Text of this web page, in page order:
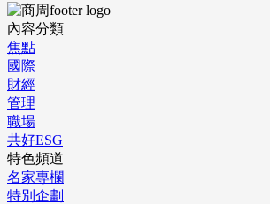
內容分類
焦點
國際
財經
管理
職場
共好ESG
特色頻道
名家專欄
特別企劃